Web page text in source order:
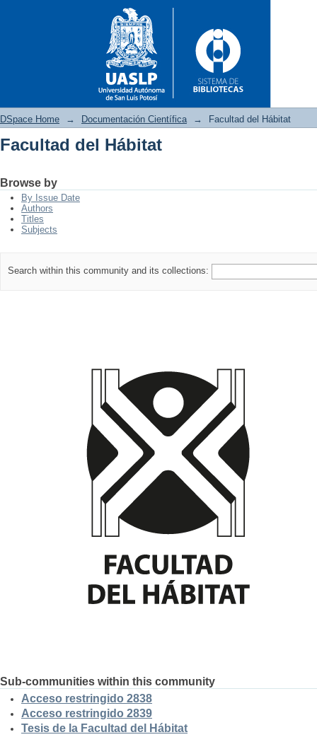
DSpace Home → Documentación Científica → Facultad del Hábitat
Facultad del Hábitat
Browse by
By Issue Date
Authors
Titles
Subjects
Search within this community and its collections:
Sub-communities within this community
Acceso restringido 2838
Acceso restringido 2839
Tesis de la Facultad del Hábitat